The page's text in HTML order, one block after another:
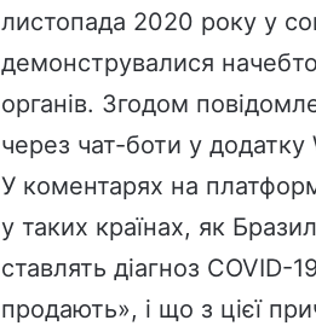
листопада 2020 року у
демонструвалися
органів. Згодом
через чат-боти у додатку
У коментарях на
у таких країнах, як
ставлять діагноз COVID-
продають», і що з цієї